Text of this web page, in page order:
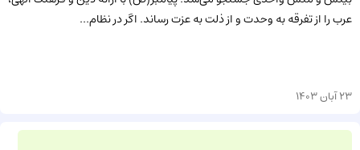
عرب را از تفرقه به وحدت و از ذلت به عزت رساند. اگر در نظام...
23 آبان 1403